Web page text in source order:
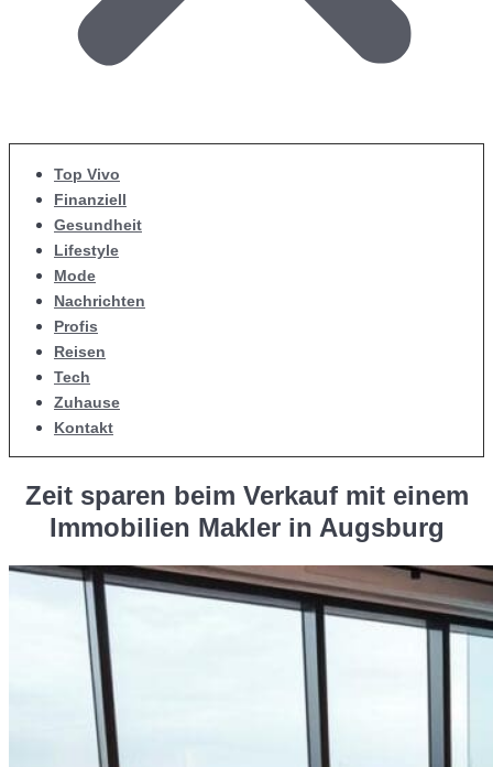
Top Vivo
Finanziell
Gesundheit
Lifestyle
Mode
Nachrichten
Profis
Reisen
Tech
Zuhause
Kontakt
Zeit sparen beim Verkauf mit einem
Immobilien Makler in Augsburg